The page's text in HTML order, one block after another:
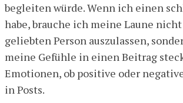
begleiten würde. Wenn ich einen
habe, brauche ich meine Laune
geliebten Person auszulassen,
meine Gefühle in einen Beitrag
Emotionen, ob positive oder
in Posts.